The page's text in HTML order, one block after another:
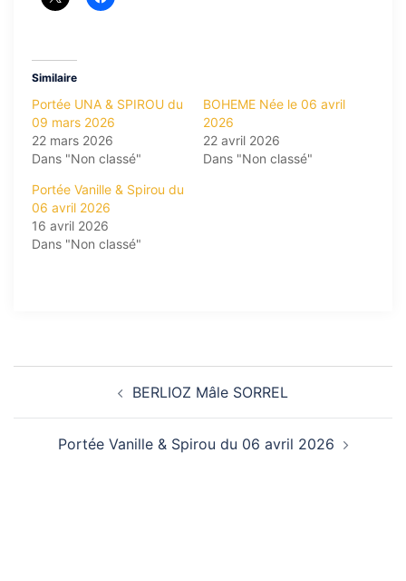
Similaire
Portée UNA & SPIROU du
09 mars 2026
22 mars 2026
Dans "Non classé"
BOHEME Née le 06 avril
2026
22 avril 2026
Dans "Non classé"
Portée Vanille & Spirou du
06 avril 2026
16 avril 2026
Dans "Non classé"
BERLIOZ Mâle SORREL
Portée Vanille & Spirou du 06 avril 2026